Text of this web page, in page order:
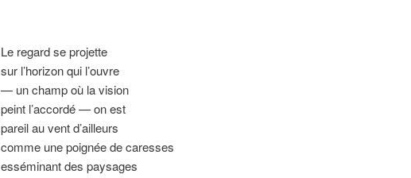
Le regard se projette
sur l’horizon qui l’ouvre
— un champ où la vision
peint l’accordé — on est
pareil au vent d’ailleurs
comme une poignée de caresses
esséminant des paysages